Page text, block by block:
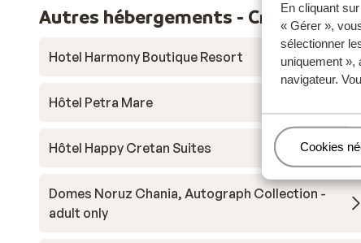
En cliquant
« Gérer »,
sélectionner
uniquement »,
navigateur.
Gérer
Cookies
Autres hébergements - Crète
Hotel Harmony Boutique Resort
Hôtel Petra Mare
Hôtel Happy Cretan Suites
Domes Noruz Chania, Autograph Collection -
adult only